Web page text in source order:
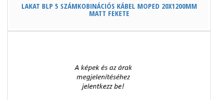
LAKAT BLP 5 SZÁMKOBINÁCIÓS KÁBEL MOPED 20X1200MM
MATT FEKETE